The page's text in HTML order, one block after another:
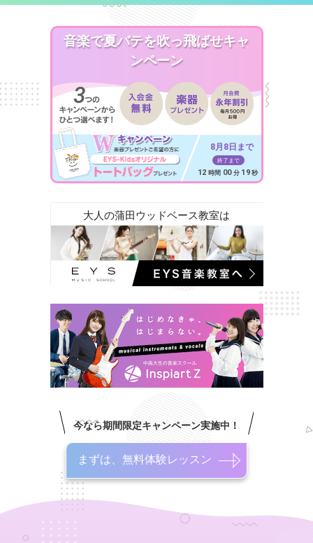
音楽で夏バテを吹っ飛ばせキャ
ンペーン
8月8日まで
終了まで
12 時間 00 分 17 秒
大人の蒲田ウッドベース教室は
今なら期間限定キャンペーン実施中！
まずは、無料体験レッスン